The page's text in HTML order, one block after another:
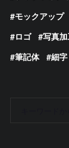
モックアップ
ロゴ
写真
筆記体
細字